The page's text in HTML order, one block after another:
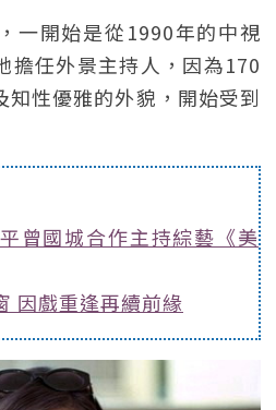
一開始是從1990年的中視
擔任外景主持人，因為170
性優雅的外貌，開始受到
曾國城合作主持綜藝《美
因戲重逢再續前緣